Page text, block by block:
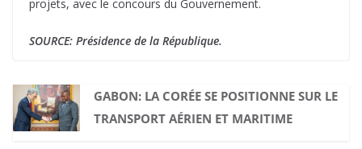
projets, avec le concours du Gouvernement.
SOURCE: Présidence de la République.
GABON: LA CORÉE SE POSITIONNE SUR LE
TRANSPORT AÉRIEN ET MARITIME